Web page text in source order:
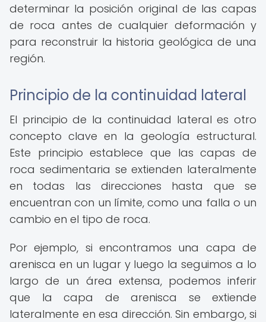
determinar la posición original de las capas
de roca antes de cualquier deformación y
para reconstruir la historia geológica de una
región.
Principio de la continuidad lateral
El principio de la continuidad lateral es otro
concepto clave en la geología estructural.
Este principio establece que las capas de
roca sedimentaria se extienden lateralmente
en todas las direcciones hasta que se
encuentran con un límite, como una falla o un
cambio en el tipo de roca.
Por ejemplo, si encontramos una capa de
arenisca en un lugar y luego la seguimos a lo
largo de un área extensa, podemos inferir
que la capa de arenisca se extiende
lateralmente en esa dirección. Sin embargo, si